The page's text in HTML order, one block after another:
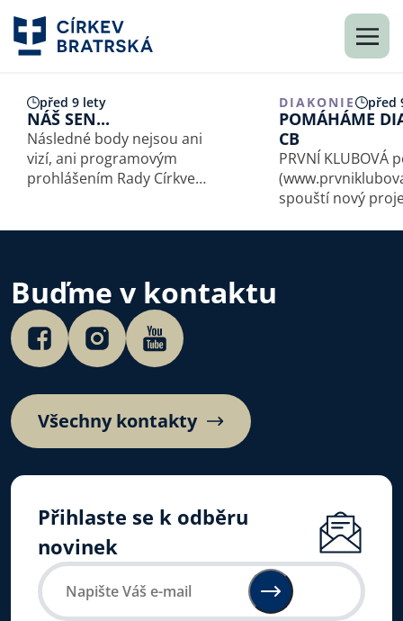
před 9 lety
NÁŠ SEN...
Následné body nejsou ani
vizí, ani programovým
prohlášením Rady Církve
přizvat. Pokud něco z toho,
co budete číst,…
DIAKONIE před
POMÁHÁME
CB
PRVNÍ KLUBOVÁ
(
spouští nový
Buďme v kontaktu
Všechny kontakty
Přihlaste se k odběru
novinek